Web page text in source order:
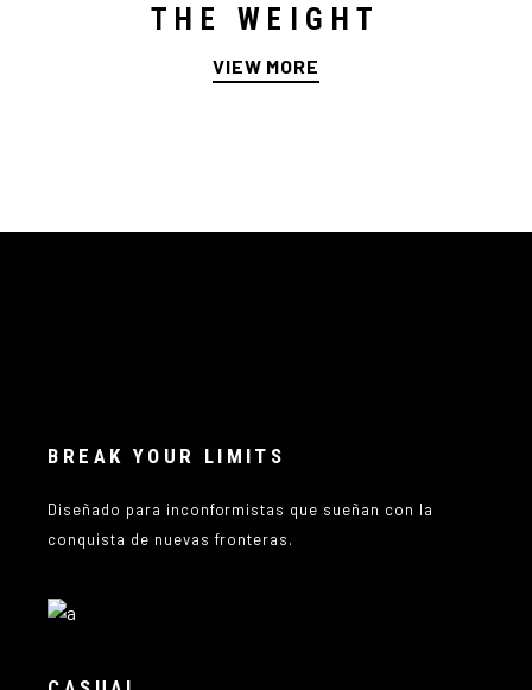
THE WEIGHT
VIEW MORE
BREAK YOUR LIMITS
Diseñado para inconformistas que sueñan con la
conquista de nuevas fronteras.